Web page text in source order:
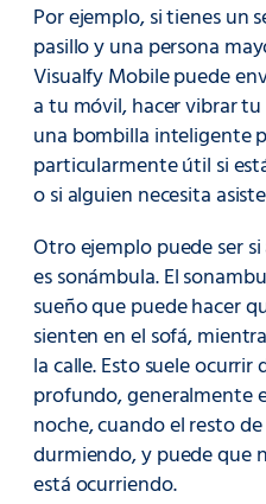
Por ejemplo, si tienes un
pasillo y una persona
Visualfy Mobile puede
a tu móvil, hacer vibrar
una bombilla inteligente
particularmente útil si
o si alguien necesita
Otro ejemplo puede ser
es sonámbula. El
sueño que puede hacer
sienten en el sofá,
la calle. Esto suele
profundo, generalmente
noche, cuando el resto
durmiendo, y puede que
está ocurriendo.